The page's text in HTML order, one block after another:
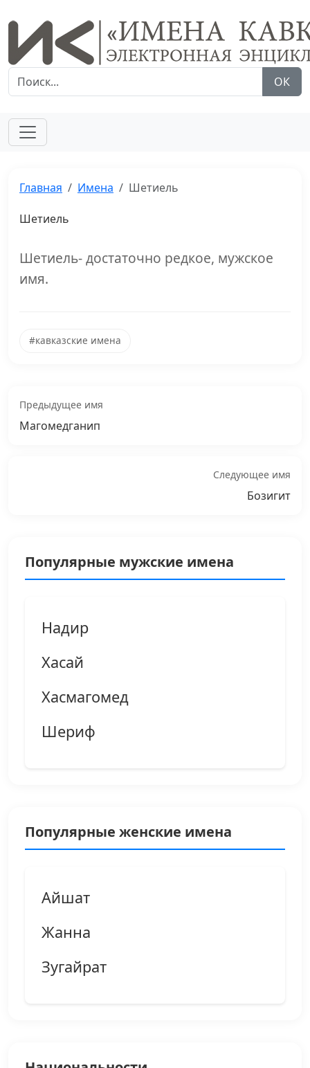
ОК
Главная Имена Шетиель
Шетиель
Шетиель- достаточно редкое, мужское
имя.
#кавказские имена
Предыдущее имя
Магомедганип
Следующее имя
Бозигит
Популярные мужские имена
Надир
Хасай
Хасмагомед
Шериф
Популярные женские имена
Айшат
Жанна
Зугайрат